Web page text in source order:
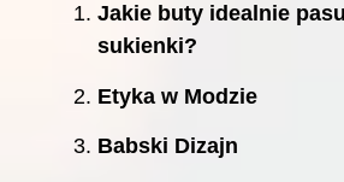
Jakie buty idealnie
sukienki?
Etyka w Modzie
Babski Dizajn